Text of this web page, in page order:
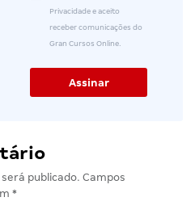
Privacidade e aceito
receber comunicações do
Gran Cursos Online.
publicado. Campos
*